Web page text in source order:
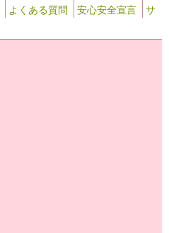
よくある質問 安心安全宣言
サ